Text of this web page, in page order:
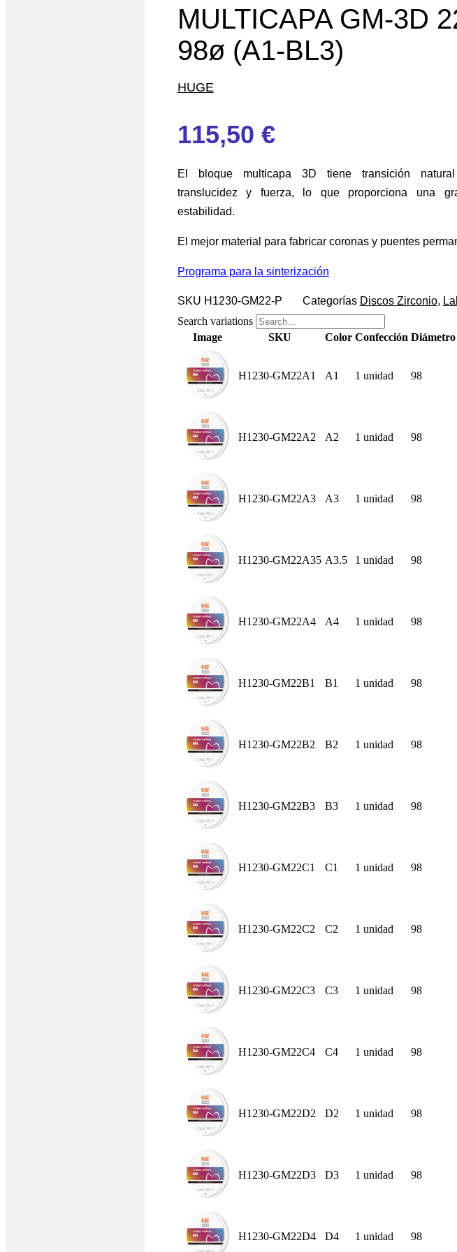
MULTICAPA GM-3D
98ø (A1-BL3)
HUGE
115,50 €
El bloque multicapa 3D tiene transición
translucidez y fuerza, lo que proporciona una
estabilidad.
El mejor material para fabricar coronas y puentes
Programa para la sinterización
SKU H1230-GM22-P Categorías Discos Zirconio,
Search variations
Image
SKU Color Confección
H1230-GM22A1 A1 1 unidad 98
H1230-GM22A2 A2 1 unidad 98
H1230-GM22A3 A3 1 unidad 98
H1230-GM22A35 A3.5 1 unidad 98
H1230-GM22A4 A4 1 unidad 98
H1230-GM22B1 B1 1 unidad 98
H1230-GM22B2 B2 1 unidad 98
H1230-GM22B3 B3 1 unidad 98
H1230-GM22C1 C1 1 unidad 98
H1230-GM22C2 C2 1 unidad 98
H1230-GM22C3 C3 1 unidad 98
H1230-GM22C4 C4 1 unidad 98
H1230-GM22D2 D2 1 unidad 98
H1230-GM22D3 D3 1 unidad 98
H1230-GM22D4 D4 1 unidad 98